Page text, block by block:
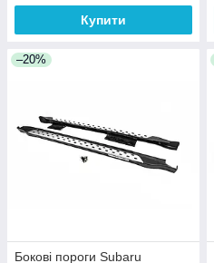
Купити
–20%
Бокові пороги Subaru